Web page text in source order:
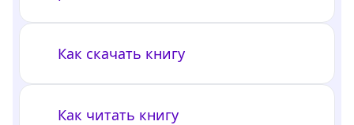
Как скачать книгу
Как читать книгу